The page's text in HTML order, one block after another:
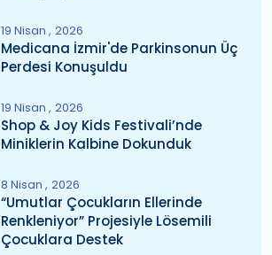
19 Nisan 2026
Medicana İzmir'de Parkinsonun Üç
Perdesi Konuşuldu
19 Nisan 2026
Shop & Joy Kids Festivali’nde
Miniklerin Kalbine Dokunduk
8 Nisan 2026
“Umutlar Çocukların Ellerinde
Renkleniyor” Projesiyle Lösemili
Çocuklara Destek